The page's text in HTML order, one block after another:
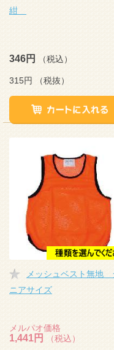
紺
346円 （税込）
315円 （税抜）
メッシュベスト無地
ニアサイズ
メルパオ価格
1,441円 （税込）